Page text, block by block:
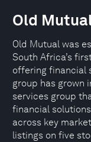
Old
Old Mutual was
South Africa’s
offering financial
group has grown
services group
financial
across key
listings on five